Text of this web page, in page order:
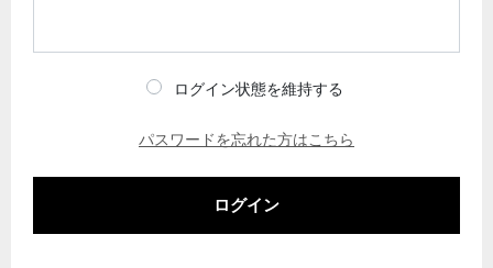
ログイン状態を維持する
パスワードを忘れた方はこちら
ログイン